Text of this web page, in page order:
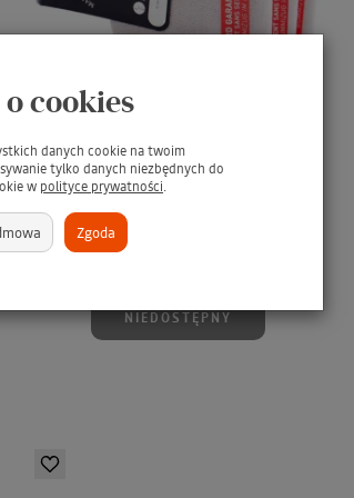
PERRIN Men Socks 384 Gris Clair NO
ELASTIC / Jasno szare bezuciskowe
skarpety
NIEDOSTĘPNY
cookies
danych cookie na twoim
tylko danych niezbędnych do
w polityce prywatności.
Zgoda